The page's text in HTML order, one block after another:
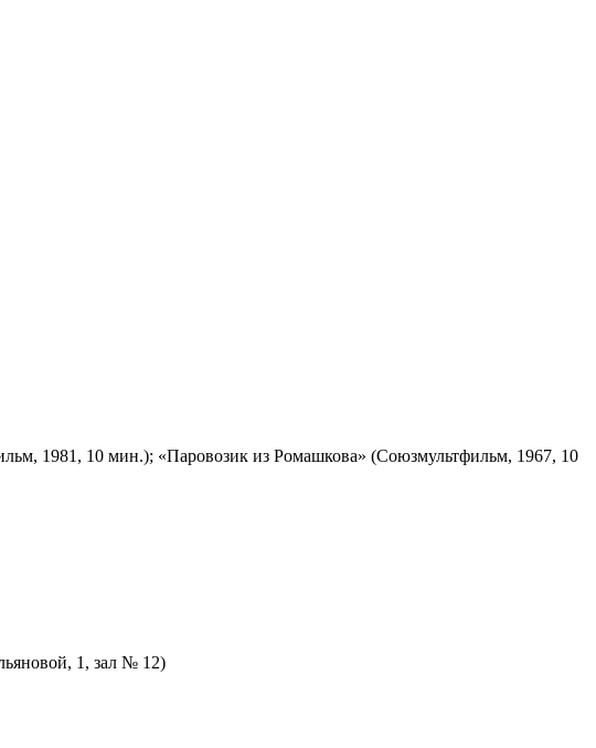
1981, 10 мин.); «Паровозик из Ромашкова» (Союзмультфильм, 1967, 10
1, зал № 12)